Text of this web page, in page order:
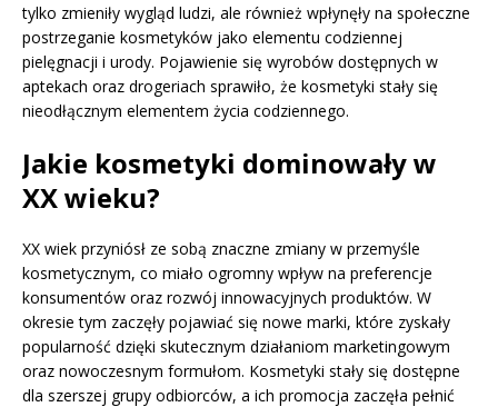
tylko zmieniły wygląd ludzi, ale również wpłynęły na społeczne
postrzeganie kosmetyków jako elementu codziennej
pielęgnacji i urody. Pojawienie się wyrobów dostępnych w
aptekach oraz drogeriach sprawiło, że kosmetyki stały się
nieodłącznym elementem życia codziennego.
Jakie kosmetyki dominowały w
XX wieku?
XX wiek przyniósł ze sobą znaczne zmiany w przemyśle
kosmetycznym, co miało ogromny wpływ na preferencje
konsumentów oraz rozwój innowacyjnych produktów. W
okresie tym zaczęły pojawiać się nowe marki, które zyskały
popularność dzięki skutecznym działaniom marketingowym
oraz nowoczesnym formułom. Kosmetyki stały się dostępne
dla szerszej grupy odbiorców, a ich promocja zaczęła pełnić